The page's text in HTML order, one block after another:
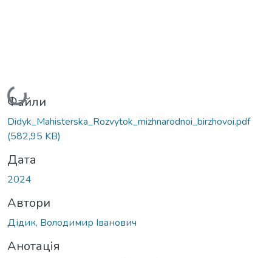
Вантажиться...
Файли
Didyk_Mahisterska_Rozvytok_mizhnarodnoi_birzhovoi.pdf
(582,95 KB)
Дата
2024
Автори
Дідик, Володимир Іванович
Анотація